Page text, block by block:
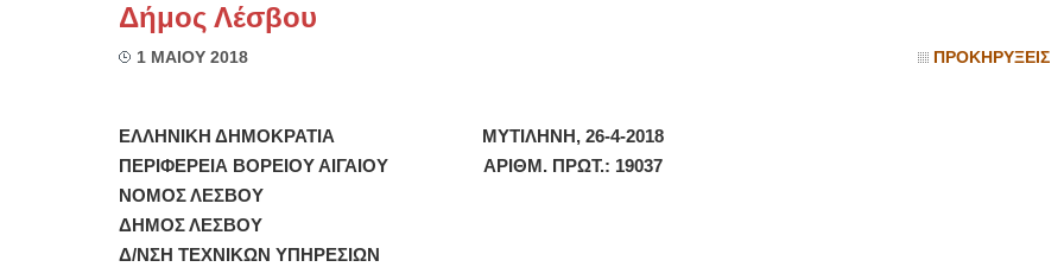
Δήμος Λέσβου
1 ΜΑΙΟΥ 2018 ΠΡΟΚΗΡΥΞΕΙΣ
ΕΛΛΗΝΙΚΗ ΔΗΜΟΚΡΑΤΙΑ ΜΥΤΙΛΗΝΗ, 26-4-2018
ΠΕΡΙΦΕΡΕΙΑ ΒΟΡΕΙΟΥ ΑΙΓΑΙΟΥ ΑΡΙΘΜ. ΠΡΩΤ.: 19037
ΝΟΜΟΣ ΛΕΣΒΟΥ
ΔΗΜΟΣ ΛΕΣΒΟΥ
Δ/ΝΣΗ ΤΕΧΝΙΚΩΝ ΥΠΗΡΕΣΙΩΝ